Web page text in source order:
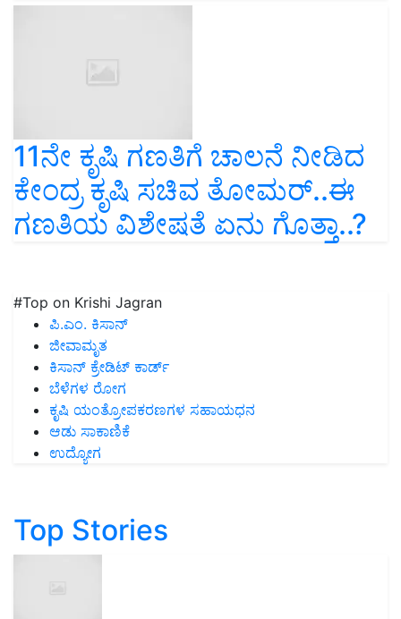
11ನೇ ಕೃಷಿ ಗಣತಿಗೆ ಚಾಲನೆ ನೀಡಿದ
ಕೇಂದ್ರ ಕೃಷಿ ಸಚಿವ ತೋಮರ್‌..ಈ
ಗಣತಿಯ ವಿಶೇಷತೆ ಏನು ಗೊತ್ತಾ..?
#Top on Krishi Jagran
ಪಿ.ಎಂ. ಕಿಸಾನ್
ಜೀವಾಮೃತ
ಕಿಸಾನ್ ಕ್ರೇಡಿಟ್ ಕಾರ್ಡ್
ಬೆಳೆಗಳ ರೋಗ
ಕೃಷಿ ಯಂತ್ರೋಪಕರಣಗಳ ಸಹಾಯಧನ
ಆಡು ಸಾಕಾಣಿಕೆ
ಉದ್ಯೋಗ
Top Stories